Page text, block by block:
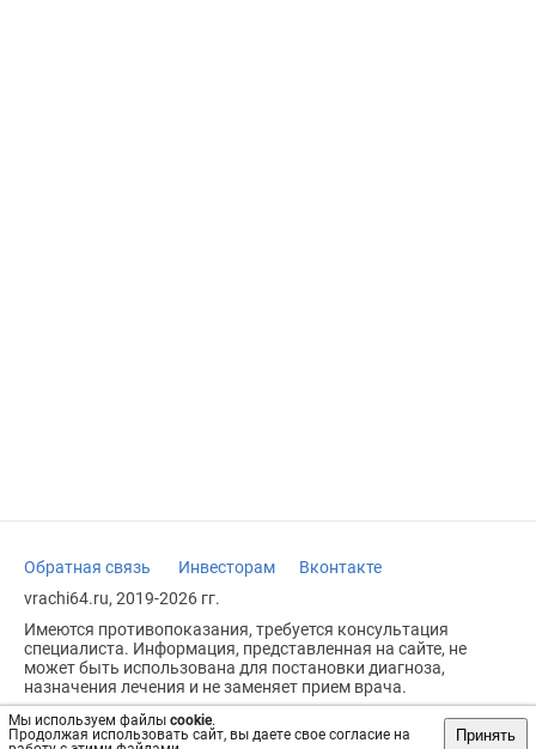
Мы используем файлы cookie.
Продолжая использовать сайт, вы даете свое согласие на
Принять
Обратная связь Инвесторам
Вконтакте
vrachi64.ru, 2019-2026 гг.
Имеются противопоказания, требуется консультация
специалиста. Информация, представленная на сайте, не
может быть использована для постановки диагноза,
назначения лечения и не заменяет прием врача.
Возрастное ограничение: 18+